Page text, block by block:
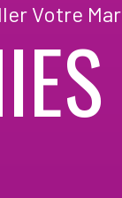
Votre